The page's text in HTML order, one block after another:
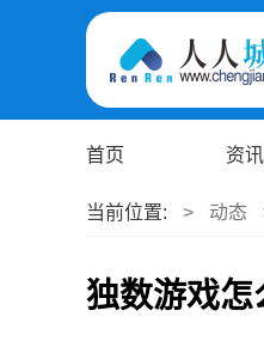
首页 资讯
当前位置: > 动态
独数游戏怎